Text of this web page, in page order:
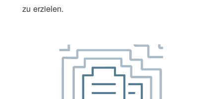
zu erzielen.